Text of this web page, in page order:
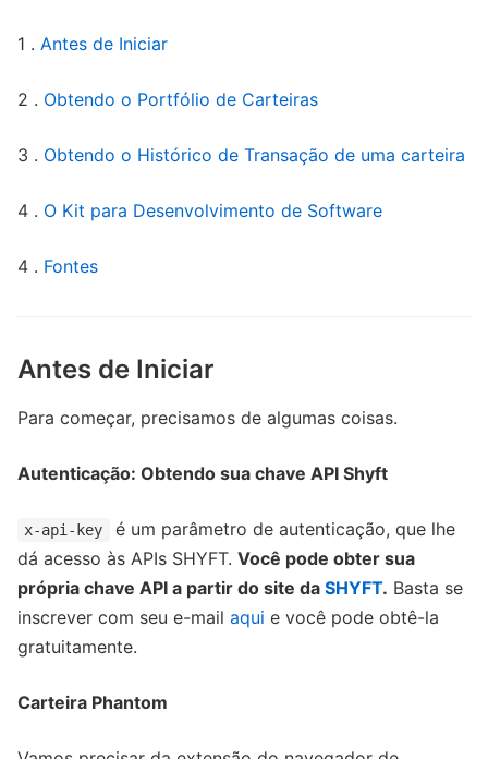
1 . Antes de Iniciar
2 . Obtendo o Portfólio de Carteiras
3 . Obtendo o Histórico de Transação de uma carteira
4 . O Kit para Desenvolvimento de Software
4 . Fontes
Antes de Iniciar
Para começar, precisamos de algumas coisas.
Autenticação: Obtendo sua chave API Shyft
x-api-key
é um parâmetro de autenticação, que lhe
dá acesso às APIs SHYFT. Você pode obter sua
própria chave API a partir do site da SHYFT. Basta se
inscrever com seu e-mail aqui e você pode obtê-la
gratuitamente.
Carteira Phantom